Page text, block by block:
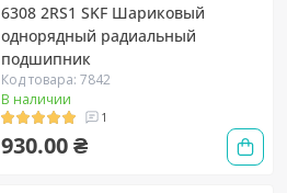
6308 2RS1 SKF Шариковый
однорядный радиальный
подшипник
Код товара: 7842
В наличии
1
930.00 ₴